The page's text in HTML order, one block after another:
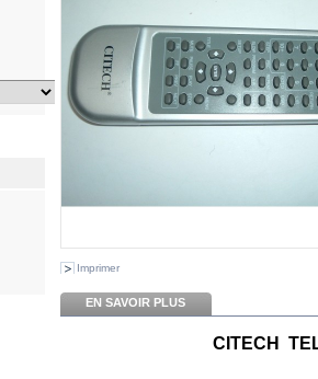
Imprimer
EN SAVOIR PLUS
CITECH